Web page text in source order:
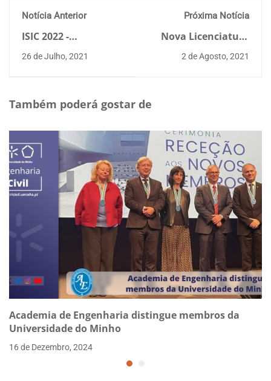
Notícia Anterior
ISIC 2022 -
Submissão de
resumos
26 de Julho, 2021
Próxima Notícia
Nova Licenciatura
em Engenharia Civil
(LEC)
2 de Agosto, 2021
Também poderá gostar de
Academia de Engenharia distingue membros da
Universidade do Minho
16 de Dezembro, 2024